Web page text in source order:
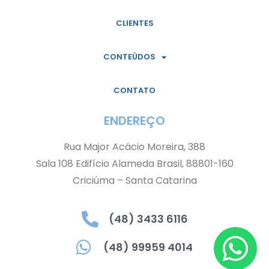
CLIENTES
CONTEÚDOS
CONTATO
ENDEREÇO
Rua Major Acácio Moreira, 388
Sala 108 Edifício Alameda Brasil, 88801-160
Criciúma – Santa Catarina
(48) 3433 6116
(48) 99959 4014